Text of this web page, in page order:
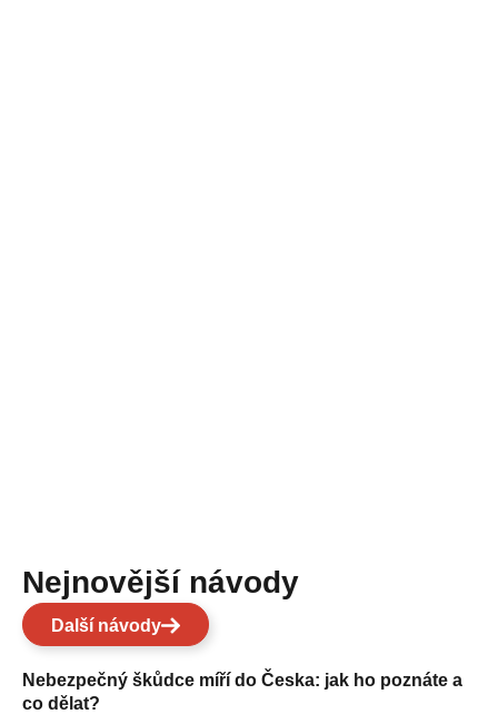
Nejnovější návody
Další návody
Nebezpečný škůdce míří do Česka: jak ho poznáte a
co dělat?